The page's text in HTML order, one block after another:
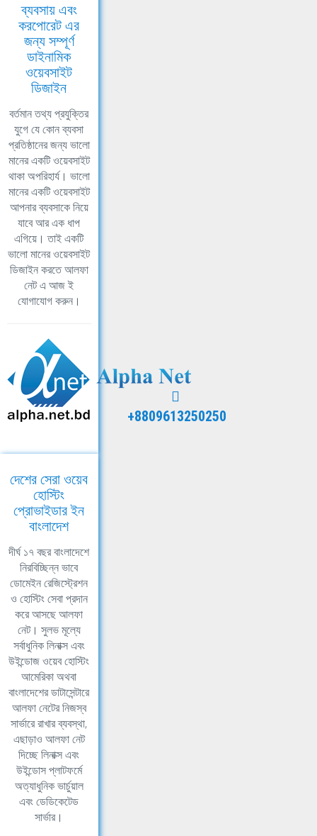
ব্যবসায় এবং
করপোরেট এর
জন্য সম্পূর্ণ
ডাইনামিক
ওয়েবসাইট
ডিজাইন
বর্তমান তথ্য প্রযুক্তির
যুগে যে কোন ব্যবসা
প্রতিষ্ঠানের জন্য ভালো
মানের একটি ওয়েবসাইট
থাকা অপরিহার্য। ভালো
মানের একটি ওয়েবসাইট
আপনার ব্যবসাকে নিয়ে
যাবে আর এক ধাপ
এগিয়ে। তাই একটি
ভালো মানের ওয়েবসাইট
ডিজাইন করতে আলফা
নেট এ আজ ই
যোগাযোগ করুন।
+8809613250250
দেশের সেরা ওয়েব
হোস্টিং
প্রোভাইডার ইন
বাংলাদেশ
দীর্ঘ ১৭ বছর বাংলাদেশে
নিরবিচ্ছিন্ন ভাবে
ডোমেইন রেজিস্ট্রেশন
ও হোস্টিং সেবা প্রদান
করে আসছে আলফা
নেট। সুলভ মূল্যে
সর্বাধুনিক লিনাক্স এবং
উইন্ডোজ ওয়েব হোস্টিং
আমেরিকা অথবা
বাংলাদেশের ডাটাসেন্টারে
আলফা নেটের নিজস্ব
সার্ভারে রাখার ব্যবস্থা,
এছাড়াও আলফা নেট
দিচ্ছে লিনাক্স এবং
উইন্ডোস প্লাটফর্মে
অত্যাধুনিক ভার্চুয়াল
এবং ডেডিকেটেড
সার্ভার।